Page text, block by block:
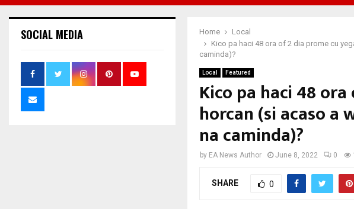
Home
Local
Kico pa haci 48 ora of 2 dia prome cu
caminda)?
Local Featured
Kico pa haci 48
horcan (si acaso a
na caminda)?
by EA News Author June 8, 2022 0
SHARE 0
SOCIAL MEDIA